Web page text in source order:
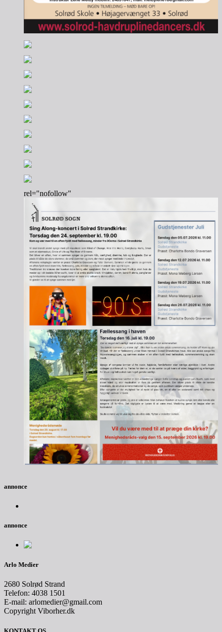
rel="nofollow"
annonce
annonce
Arlo Medier
2680 Solrød Strand
Telefon: 4038 1501
E-mail: arlomedier@gmail.com
Copyright Viborher.dk